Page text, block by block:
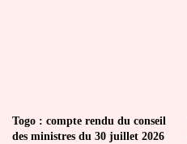
Togo : compte rendu du conseil
des ministres du 30 juillet 2026